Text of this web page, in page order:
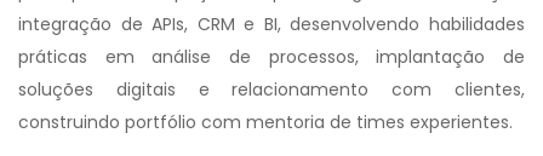
integração de APIs, CRM e BI, desenvolvendo habilidades
práticas em análise de processos, implantação de
soluções digitais e relacionamento com clientes,
construindo portfólio com mentoria de times experientes.